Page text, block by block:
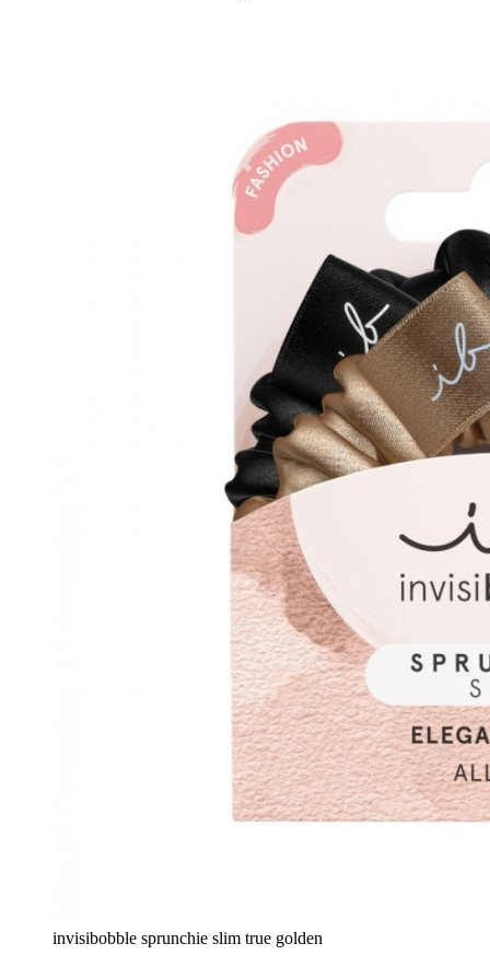
invisibobble sprunchie slim true golden